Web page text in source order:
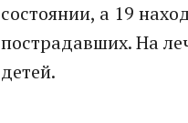
состоянии, а 19
пострадавших. На
детей.